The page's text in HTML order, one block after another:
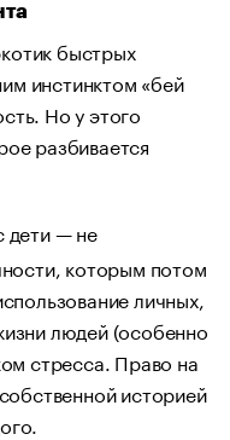
быстрых
инстинктом «бей
Но у этого
разбивается
дети — не
которым потом
личных,
людей (особенно
стресса. Право на
историей